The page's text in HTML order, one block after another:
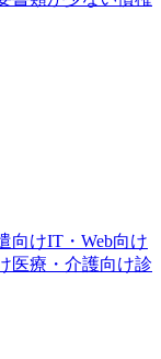
向けIT・Web向け
医療・介護向け診